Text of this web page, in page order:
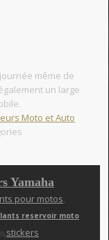
même de
un large
Moto et Auto
Yamaha
pour motos,
reservoir moto
,stickers